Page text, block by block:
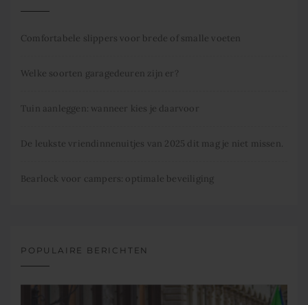
Comfortabele slippers voor brede of smalle voeten
Welke soorten garagedeuren zijn er?
Tuin aanleggen: wanneer kies je daarvoor
De leukste vriendinnenuitjes van 2025 dit mag je niet missen.
Bearlock voor campers: optimale beveiliging
POPULAIRE BERICHTEN